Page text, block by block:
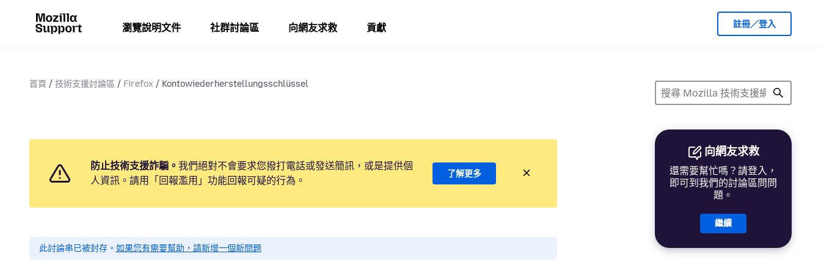
瀏覽說明文件 社群討論區 向網友求救 貢獻 註冊／登入
首頁 技術支援討論區 Firefox Kontowiederherstellungsschlüssel
向網友求救
還需要幫忙嗎？請登入，
即可到我們的討論區問問
題。
繼續
防止技術支援詐騙。 我們絕對不會要求您撥打電話或發送簡訊，或是提供個
人資訊。請用「回報濫用」功能回報可疑的行為。
了解更多
此討論串已被封存。 如果您有需要幫助，請新增一個新問題